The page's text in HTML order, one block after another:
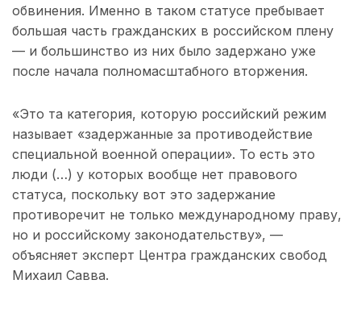
обвинения. Именно в таком статусе пребывает
большая часть гражданских в российском плену
— и большинство из них было задержано уже
после начала полномасштабного вторжения.
«Это та категория, которую российский режим
называет «задержанные за противодействие
специальной военной операции». То есть это
люди (…) у которых вообще нет правового
статуса, поскольку вот это задержание
противоречит не только международному праву,
но и российскому законодательству», —
объясняет эксперт Центра гражданских свобод
Михаил Савва.